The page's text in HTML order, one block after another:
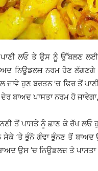
ਲਓ ਤੇ ਉਸ ਨੂੰ ਉੱਬਲਣ ਲਈ
ਨਿਊਡਲਜ਼ ਨਰਮ ਹੋਣ
ਜਾਵੇ ਹੁਣ ਬਰਤਨ ’ਚ ਫਿਰ ਤੋਂ
ਬਾਅਦ ਪਾਸਤਾ ਨਰਮ ਹੋ ਜਾਵੇਗਾ,
ਤੋਂ ਪਾਸਤੇ ਨੂੰ ਛਾਣ ਕੇ ਰੱਖ
’ਤੇ ਭੁੰਨੋ ਗੰਢਾ ਭੁੰਨਣ ਤੋਂ ਬਾਅਦ
ਉਸ ’ਚ ਨਿਊਡਲਜ਼ ਤੇ ਪਾਸਤਾ